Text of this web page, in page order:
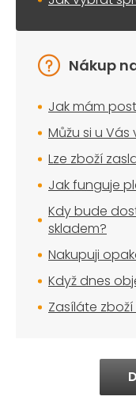
Nákup
Jak mám
Můžu si u
Lze zboží
Jak funguje
Kdy bude
skladem?
Nakupuji
Když dnes
Zasíláte